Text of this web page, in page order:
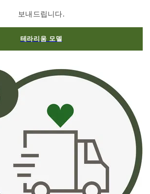
보내드립니다.
테라리움 모델